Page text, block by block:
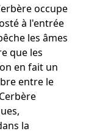
occupe
à l'entrée
les âmes
que les
en fait un
entre le
la